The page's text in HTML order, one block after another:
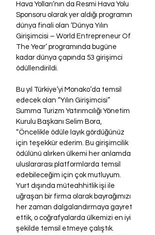
Hava Yolları’nın da Resmi Hava Yolu
Sponsoru olarak yer aldığı programın
dünya finali olan ‘Dünya Yılın
Girişimcisi – World Entrepreneur Of
The Year’ programında bugüne
kadar dünya çapında 53 girişimci
ödüllendirildi.
Bu yıl Türkiye’yi Monako’da temsil
edecek olan “Yılın Girişimcisi”
Summa Turizm Yatırımcılığı Yönetim
Kurulu Başkanı Selim Bora,
“Öncelikle ödüle layık gördüğünüz
için teşekkür ederim. Bu girişimcilik
ödülünü alırken ülkemi her anlamda
uluslararası platformlarda temsil
edebileceğim için çok mutluyum.
Yurt dışında müteahhitlik işi ile
uğraşan bir firma olarak bayrağımızı
her zaman dalgalandırmaya gayret
ettik, o coğrafyalarda ülkemizi en iyi
şekilde temsil etmeye çalıştık.